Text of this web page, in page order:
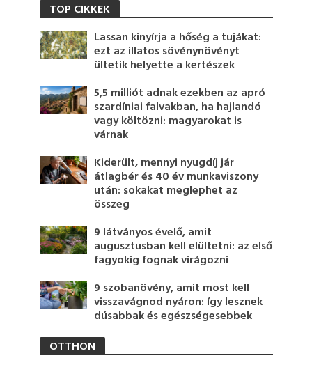
TOP CIKKEK
Lassan kinyírja a hőség a tujákat:
ezt az illatos sövénynövényt
ültetik helyette a kertészek
5,5 milliót adnak ezekben az apró
szardíniai falvakban, ha hajlandó
vagy költözni: magyarokat is
várnak
Kiderült, mennyi nyugdíj jár
átlagbér és 40 év munkaviszony
után: sokakat meglephet az
összeg
9 látványos évelő, amit
augusztusban kell elültetni: az első
fagyokig fognak virágozni
9 szobanövény, amit most kell
visszavágnod nyáron: így lesznek
dúsabbak és egészségesebbek
OTTHON